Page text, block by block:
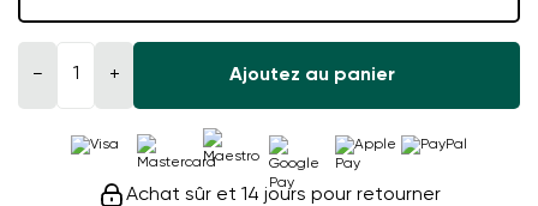
− + Ajoutez au panier
Achat sûr et 14 jours pour retourner